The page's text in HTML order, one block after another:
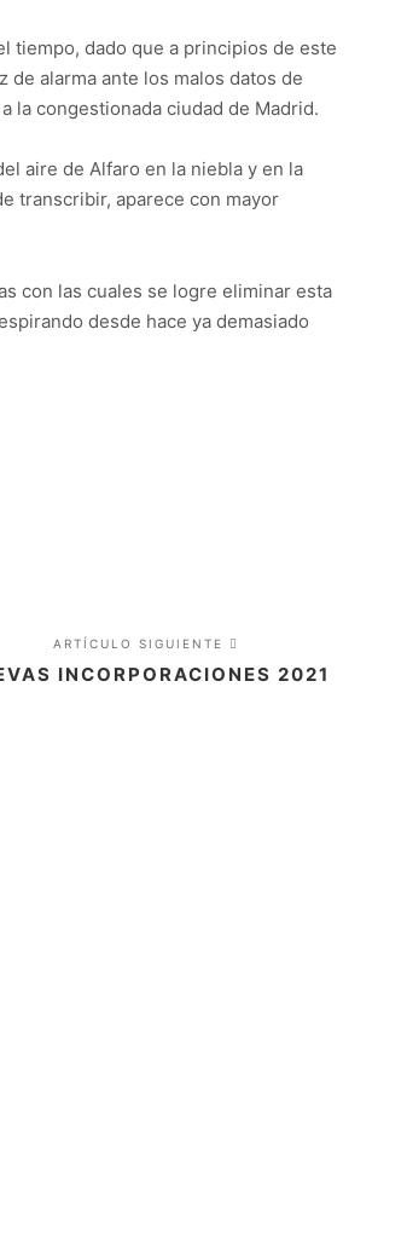
tiempo, dado que a principios de este
de alarma ante los malos datos de
la congestionada ciudad de Madrid.
aire de Alfaro en la niebla y en la
transcribir, aparece con mayor
con las cuales se logre eliminar esta
desde hace ya demasiado
ARTÍCULO SIGUIENTE
INCORPORACIONES 2021